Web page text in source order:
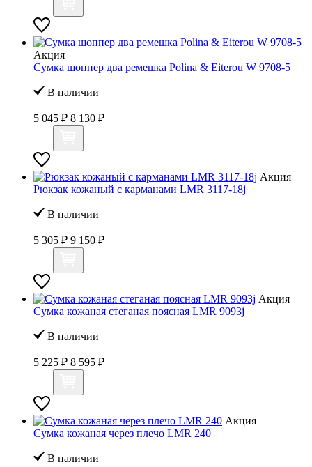
Акция
Сумка шоппер два ремешка Polina & Eiterou W 9708-5
В наличии
5 045 ₽ 8 130 ₽
Акция
Рюкзак кожаный с карманами LMR 3117-18j
В наличии
5 305 ₽ 9 150 ₽
Акция
Сумка кожаная стеганая поясная LMR 9093j
В наличии
5 225 ₽ 8 595 ₽
Акция
Сумка кожаная через плечо LMR 240
В наличии